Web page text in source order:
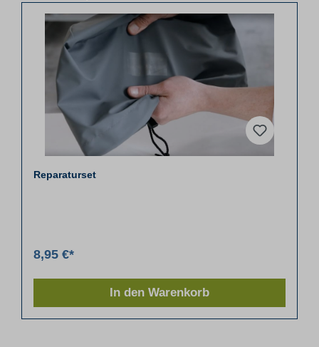
Reparaturset
8,95 €*
In den Warenkorb